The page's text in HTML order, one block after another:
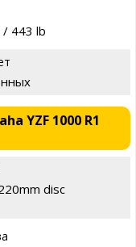
/ 443 lb
YZF 1000 R1
disc